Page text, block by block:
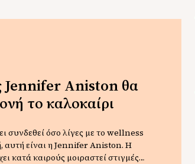
Aniston θα
το καλοκαίρι
συνδεθεί όσο λίγες με το wellness
αυτή είναι η Jennifer Aniston. Η
κατά καιρούς μοιραστεί στιγμές